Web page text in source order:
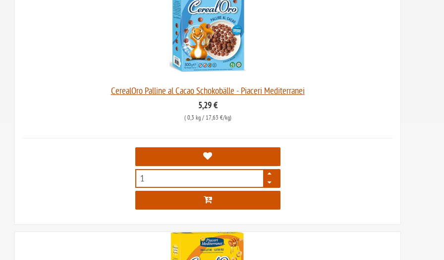
CerealOro Palline al Cacao Schokobälle - Piaceri Mediterranei
5,29 €
( 0,3 kg/ 17,63 €/kg)
7805